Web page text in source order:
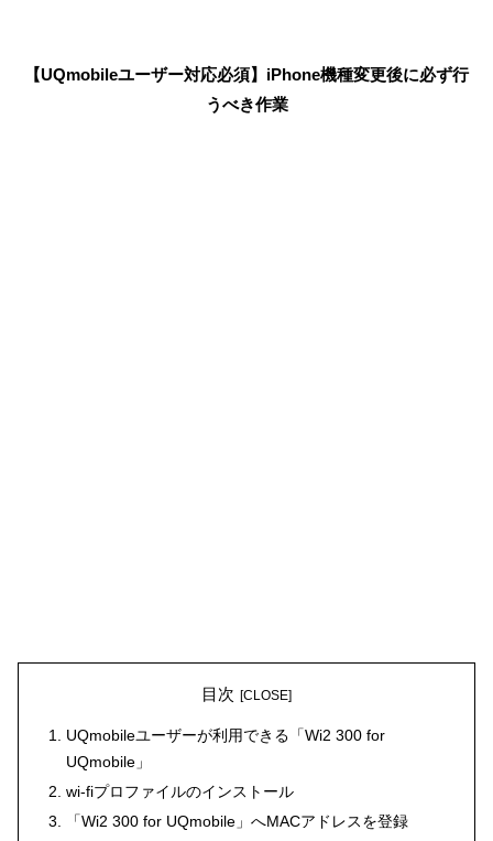
【UQmobileユーザー対応必須】iPhone機種変更後に必ず行
うべき作業
目次
UQmobileユーザーが利用できる「Wi2 300 for
UQmobile」
wi-fiプロファイルのインストール
「Wi2 300 for UQmobile」へMACアドレスを登録